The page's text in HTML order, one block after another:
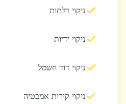
ניקוי דלתות
ניקוי ידיות
ניקוי דוד חשמל
ניקוי קירות אמבטיה